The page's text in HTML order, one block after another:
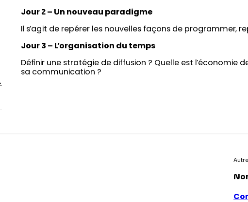
Jour 2 – Un nouveau paradigme
Il s’agit de repérer les nouvelles façons de programmer,
Jour 3 – L’organisation du temps
Définir une stratégie de diffusion ? Quelle est l’économie
sa communication ?